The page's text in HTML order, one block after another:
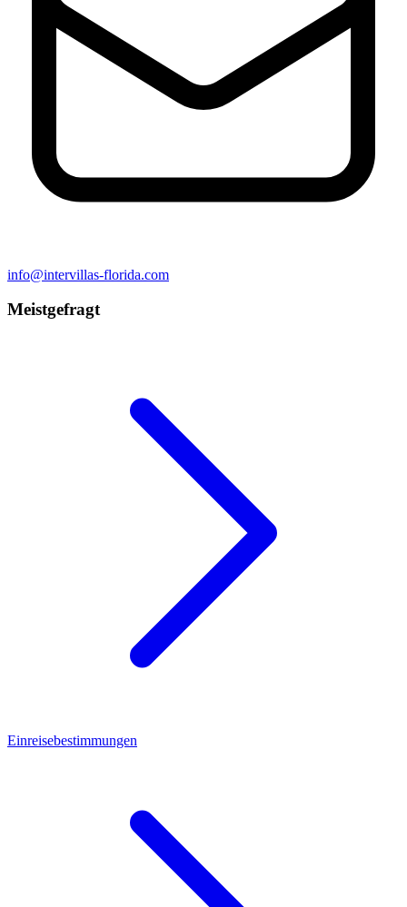
info@intervillas-florida.com
Meistgefragt
Einreisebestimmungen